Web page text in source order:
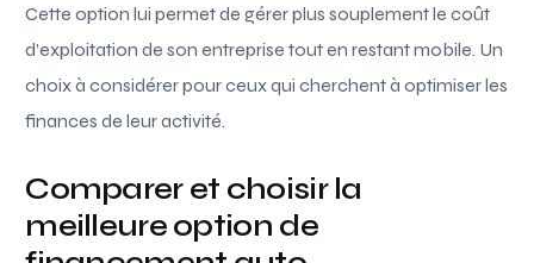
Cette option lui permet de gérer plus souplement le coût
d’exploitation de son entreprise tout en restant mobile. Un
choix à considérer pour ceux qui cherchent à optimiser les
finances de leur activité.
Comparer et choisir la
meilleure option de